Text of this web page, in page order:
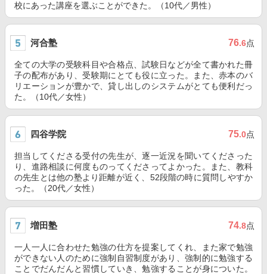
校にあった講座を選ぶことができた。（10代／男性）
河合塾 76.6点
全ての大学の受験科目や合格点、試験日などが全て書かれた冊
子の配布があり、受験期にとても役に立った。また、赤本のバ
リエーションが豊かで、貸し出しのシステムがとても便利だっ
た。（10代／女性）
四谷学院 75.0点
担当してくださる受付の先生が、逐一近況を聞いてくださった
り、進路相談に何度ものってくださってよかった。また、教科
の先生とは他の塾より距離が近く、52段階の時に質問しやすか
った。（20代／女性）
増田塾 74.8点
一人一人に合わせた勉強の仕方を提案してくれ、また家で勉強
ができない人のために強制自習制度があり、強制的に勉強する
ことでだんだんと習慣していき、勉強することが身についた。